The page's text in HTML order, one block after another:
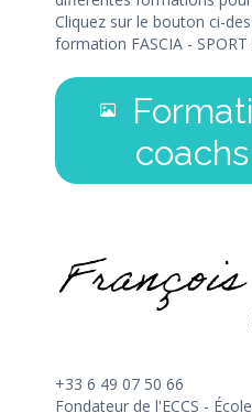
Cliquez sur le bouton ci-
formation FASCIA -
+33 6 49 07 50 66
Fondateur de l'ECCS -